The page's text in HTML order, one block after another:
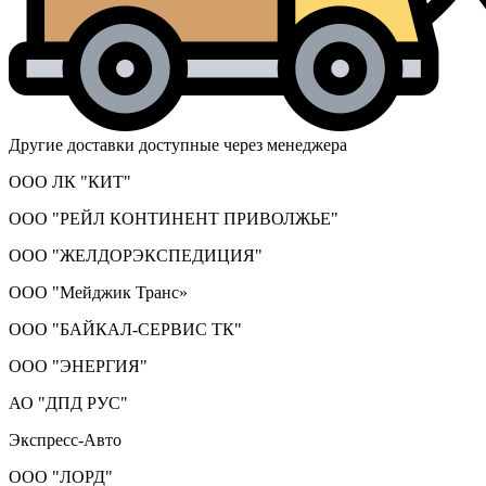
Другие доставки доступные через менеджера
ООО ЛК "КИТ"
ООО "РЕЙЛ КОНТИНЕНТ ПРИВОЛЖЬЕ"
ООО "ЖЕЛДОРЭКСПЕДИЦИЯ"
ООО "Мейджик Транс»
ООО "БАЙКАЛ-СЕРВИС ТК"
ООО "ЭНЕРГИЯ"
АО "ДПД РУС"
Экспресс-Авто
ООО "ЛОРД"